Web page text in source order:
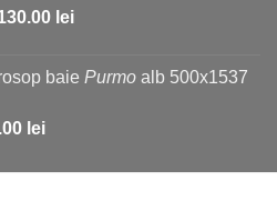
980.00 lei.
leiPrețul
1,130.00 lei.
baie Purmo alb 500x1537
leiPrețul
este: